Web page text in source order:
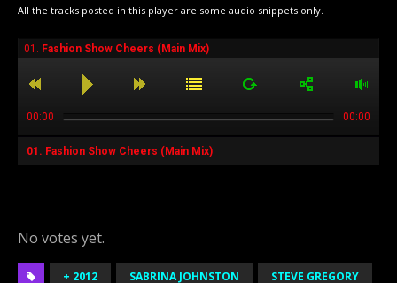
All the tracks posted in this player are some audio snippets only.
01. Fashion Show Cheers (Main Mix)
00:00 00:00
01. Fashion Show Cheers (Main Mix)
No votes yet.
+ 2012 SABRINA JOHNSTON STEVE GREGORY